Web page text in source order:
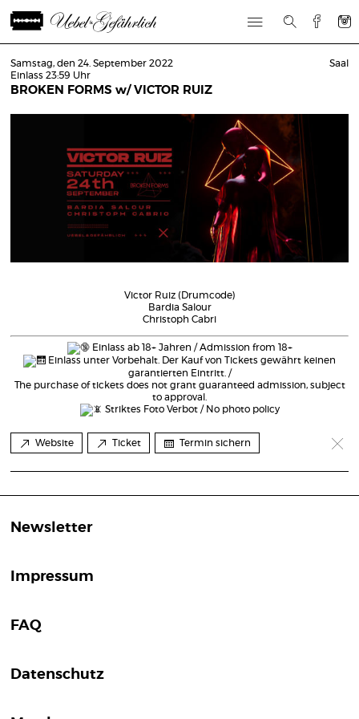
Samstag, den 24. September 2022
Einlass 23:59 Uhr
BROKEN FORMS w/ VICTOR RUIZ
Saal
Victor Ruiz (Drumcode)
Bardia Salour
Christoph Cabri
Einlass ab 18+ Jahren / Admission from 18+
Einlass unter Vorbehalt. Der Kauf von Tickets gewährt keinen
garantierten Eintritt. /
The purchase of tickets does not grant guaranteed admission, subject
to approval.
Striktes Foto Verbot / No photo policy
Website Ticket Termin sichern
Newsletter
Impressum
FAQ
Datenschutz